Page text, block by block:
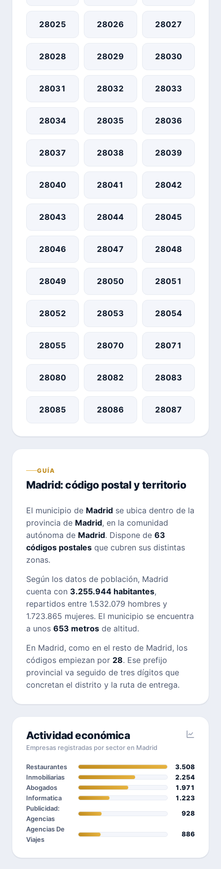
28025 28026 28027
28028 28029 28030
28031 28032 28033
28034 28035 28036
28037 28038 28039
28040 28041 28042
28043 28044 28045
28046 28047 28048
28049 28050 28051
28052 28053 28054
28055 28070 28071
28080 28082 28083
28085 28086 28087
GUÍA
Madrid: código postal y territorio
El municipio de Madrid se ubica dentro de la
provincia de Madrid, en la comunidad
autónoma de Madrid. Dispone de 63
códigos postales que cubren sus distintas
zonas.
Según los datos de población, Madrid
cuenta con 3.255.944 habitantes,
repartidos entre 1.532.079 hombres y
1.723.865 mujeres. El municipio se encuentra
a unos 653 metros de altitud.
En Madrid, como en el resto de Madrid, los
códigos empiezan por 28. Ese prefijo
provincial va seguido de tres dígitos que
concretan el distrito y la ruta de entrega.
Actividad económica
Empresas registradas por sector en Madrid
Restaurantes
3.508
Inmobiliarias
2.254
Abogados
1.971
Informatica
1.223
Publicidad:
Agencias
928
Agencias De
Viajes
886